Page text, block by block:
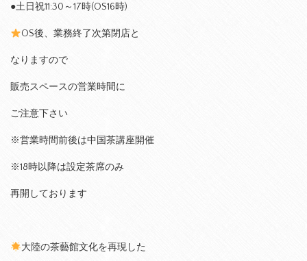
●土日祝11:30～17時(OS16時)
OS後、業務終了次第閉店と
なりますので
販売スペースの営業時間に
ご注意下さい
※営業時間前後は中国茶講座開催
※18時以降は設定茶席のみ
再開しております
大陸の茶藝館文化を再現した